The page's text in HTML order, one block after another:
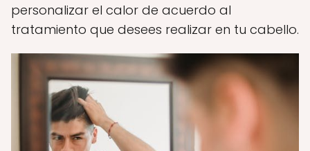
personalizar el calor de acuerdo al
tratamiento que desees realizar en tu cabello.